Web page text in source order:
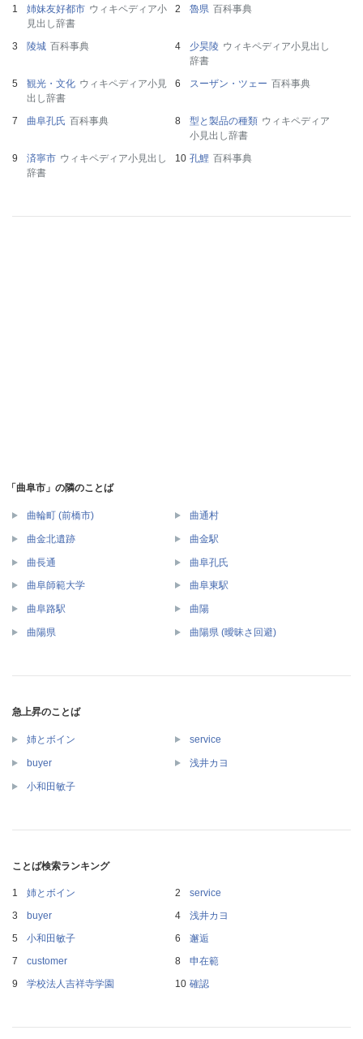
姉妹友好都市 ウィキペディア小
見出し辞書
魯県 百科事典
陵城 百科事典 少昊陵 ウィキペディア小見出し
辞書
観光・文化 ウィキペディア小見
出し辞書
スーザン・ツェー 百科事典
曲阜孔氏 百科事典 型と製品の種類 ウィキペディア
小見出し辞書
済寧市 ウィキペディア小見出し
辞書
孔鯉 百科事典
「曲阜市」の隣のことば
曲輪町 (前橋市) 曲通村
曲金北遺跡 曲金駅
曲長通 曲阜孔氏
曲阜師範大学 曲阜東駅
曲阜路駅 曲陽
曲陽県 曲陽県 (曖昧さ回避)
急上昇のことば
姉とボイン service
buyer 浅井カヨ
小和田敏子
ことば検索ランキング
姉とボイン
service
buyer
浅井カヨ
小和田敏子
邂逅
customer
申在範
学校法人吉祥寺学園
確認